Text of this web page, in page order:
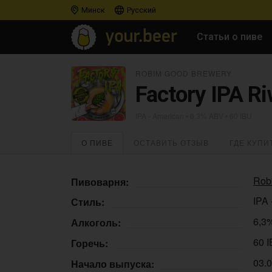
Минск Русский
Статьи о пиве
Factory IPA
О ПИВЕ
Пивоварня:
Стиль:
IPA
Алкоголь:
Горечь:
60
Начало выпуска: